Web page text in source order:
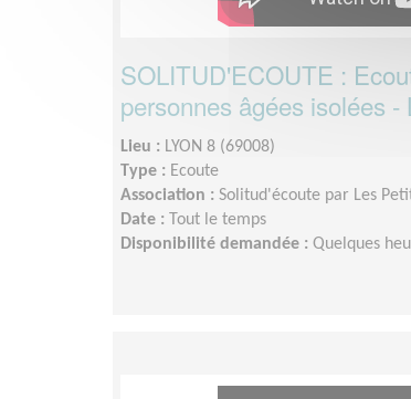
SOLITUD'ECOUTE :
personnes âgées isolées -
Lieu : LYON 8 (69008)
Type : Ecoute
Association : Solitud'écoute par Les
Date :
Tout le temps
Disponibilité demandée : Quelques